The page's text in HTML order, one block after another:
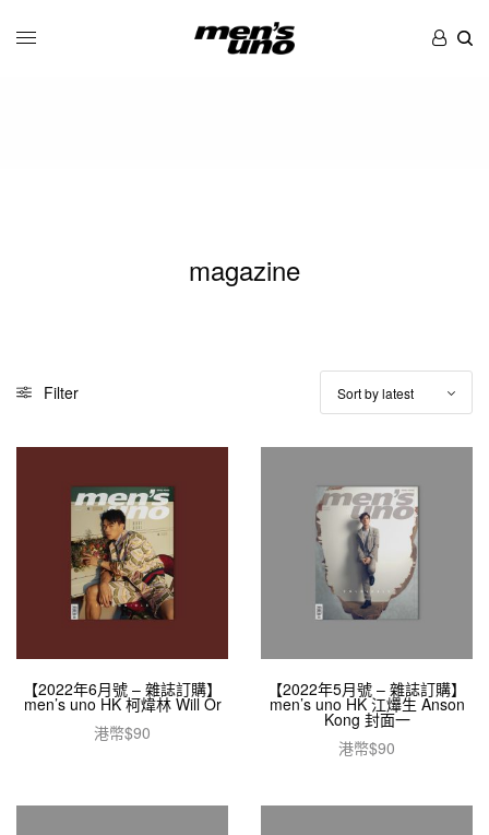
magazine
Filter
【2022年6月號 – 雜誌訂購】
men’s uno HK 柯煒林 Will Or
港幣$90
【2022年5月號 – 雜誌訂購】
men’s uno HK 江𤒹生 Anson
Kong 封面一
港幣$90